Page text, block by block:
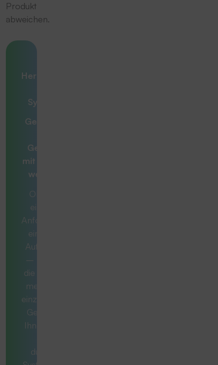
Produkt
abweichen.
Herausforderung
Systemlösung
Gemeinsam zur
Gesamtlösung
mit
weiterdenken
Ob es sich um
eine konkrete
Anforderung oder
eine komplexe
Aufgabe handelt
– manchmal ist
die ideale Lösung
mehr als nur ein
einzelnes Produkt.
Gemeinsam mit
Ihnen entwickeln
durchdachtes